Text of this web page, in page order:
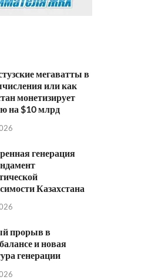
мегаватты в
или как
монетизирует
на $10 млрд
генерация
Казахстана
прорыв в
и новая
генерации